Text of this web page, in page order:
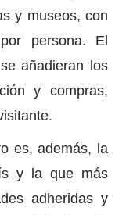
y museos, con
persona. El
añadieran los
y compras,
es, además, la
y la que más
adheridas y